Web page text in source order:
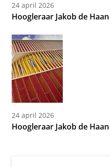
24 april 2026
Hoogleraar Jakob de
24 april 2026
Hoogleraar Jakob de